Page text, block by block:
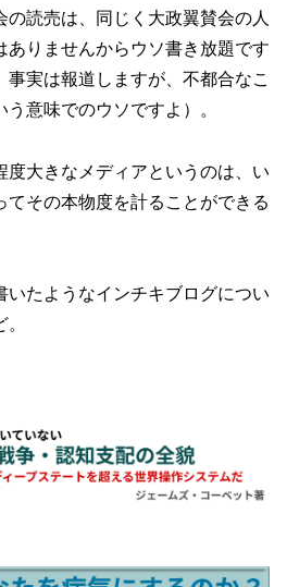
の読売は、同じく大政翼賛会の人
ありませんからウソ書き放題です
事実は報道しますが、不都合なこ
意味でのウソですよ）。
度大きなメディアというのは、い
てその本物度を計ることができる
いたようなインチキブログについ